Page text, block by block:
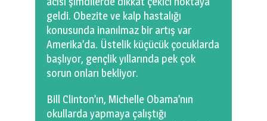
geldi. Obezite ve kalp hastalığı
konusunda inanılmaz bir artış var
Amerika’da. Üstelik küçücük çocuklarda
başlıyor, gençlik yıllarında pek çok
sorun onları bekliyor.
Bill Clinton’ın, Michelle Obama’nın
okullarda yapmaya çalıştığı